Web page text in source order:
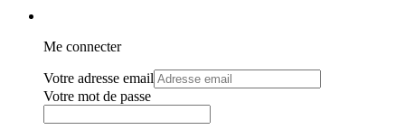
Me connecter
Votre adresse email
Votre mot de passe